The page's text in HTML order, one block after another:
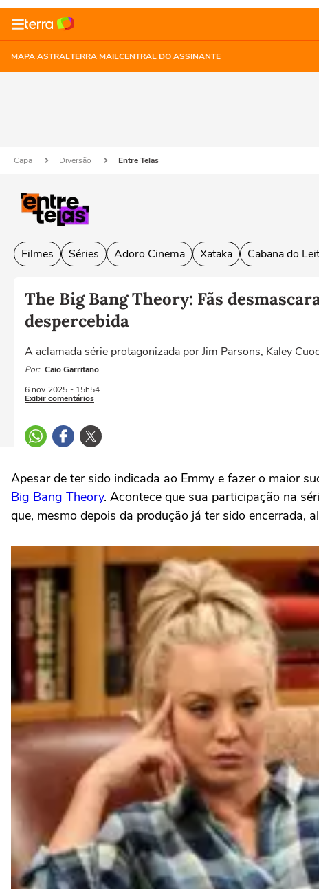
MAPA ASTRALTERRA MAILCENTRAL DO ASSINANTE
Capa Diversão Entre Telas
Filmes Séries Adoro Cinema Xataka Cabana do
The Big Bang Theory: Fãs
despercebida
A aclamada série protagonizada por Jim Parsons, Kaley
Por: Caio Garritano
6 nov 2025 - 15h54
Exibir comentários
Apesar de ter sido indicada ao Emmy e fazer o maior
Big Bang Theory. Acontece que sua participação na
que, mesmo depois da produção já ter sido encerrada,